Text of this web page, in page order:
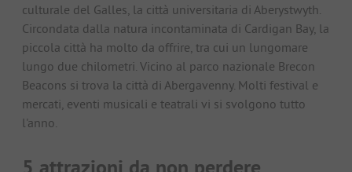
culturale del Galles, la città universitaria di Aberystwyth.
Circondata dalla natura incontaminata di Cardigan Bay, la
piccola città ha molto da offrire, tra cui un lungomare
lungo due chilometri. Vicino al parco nazionale Brecon
Beacons si trova la città di Abergavenny. Molti festival e
mercati, eventi musicali e teatrali vi si svolgono tutto
l'anno.